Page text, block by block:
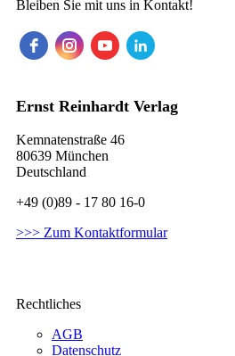
Bleiben Sie mit uns in Kontakt!
Ernst Reinhardt Verlag
Kemnatenstraße 46
80639 München
Deutschland
+49 (0)89 - 17 80 16-0
>>> Zum Kontaktformular
Rechtliches
AGB
Datenschutz